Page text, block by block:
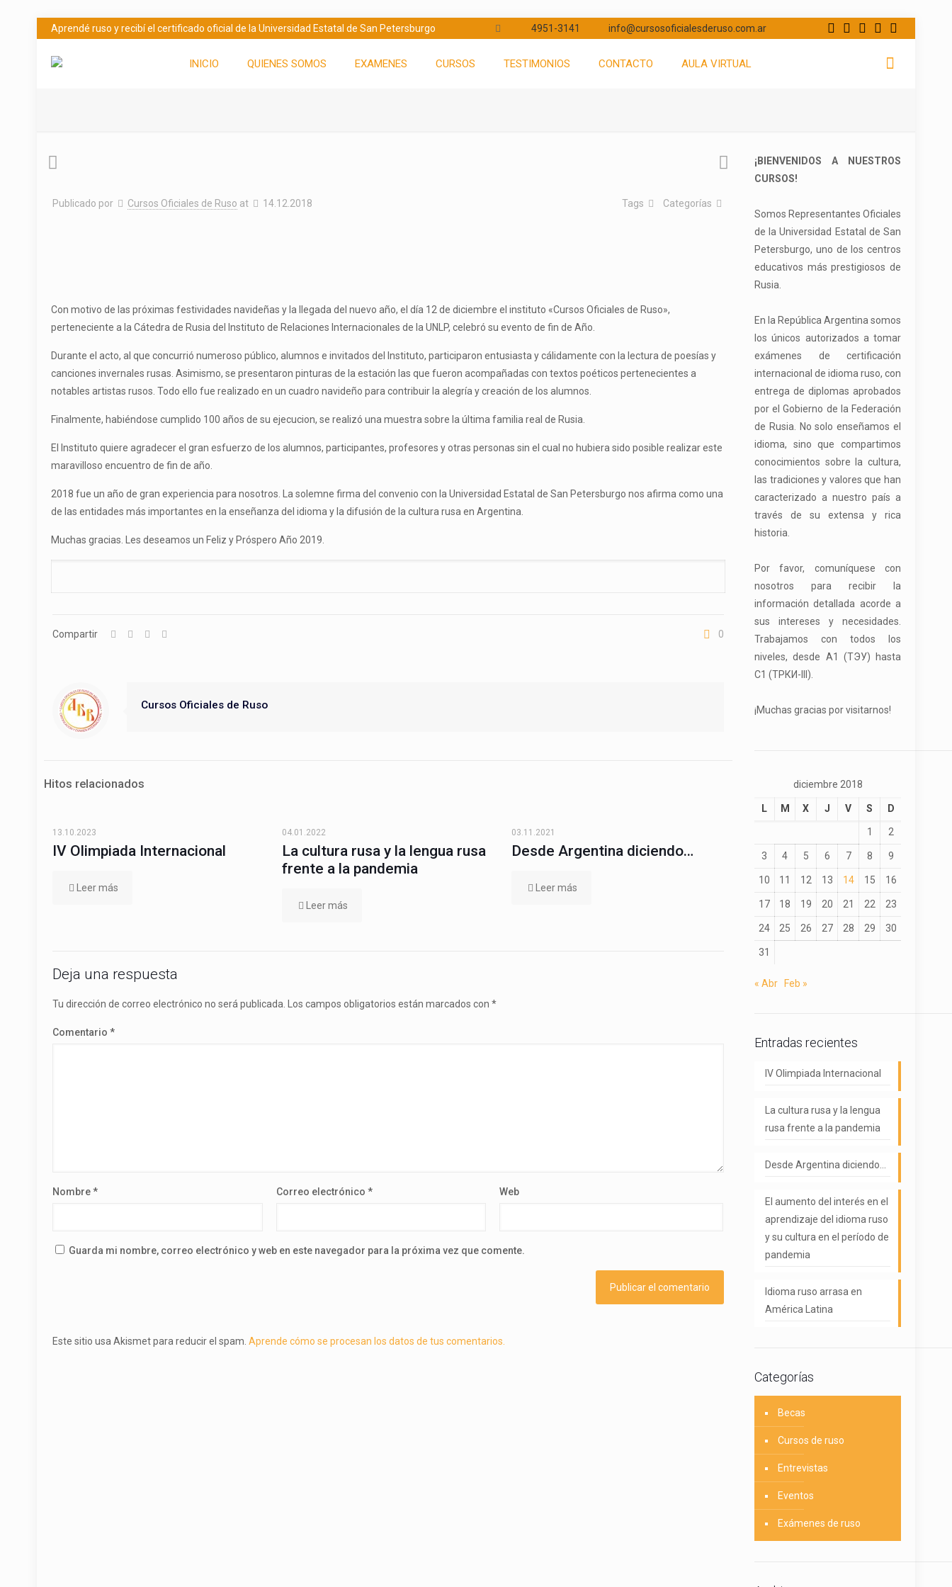
Aprendé ruso y recibí el certificado oficial de la Universidad Estatal de San Petersburgo 4951-3141 info@cursosoficialesderuso.com.ar
INICIO QUIENES SOMOS EXAMENES CURSOS TESTIMONIOS CONTACTO AULA VIRTUAL
Publicado por Cursos Oficiales de Ruso at 14.12.2018 Categorías
Tags
Con motivo de las próximas festividades navideñas y la llegada del nuevo año, el día 12 de diciembre el instituto «Cursos Oficiales de Ruso»,
perteneciente a la Cátedra de Rusia del Instituto de Relaciones Internacionales de la UNLP, celebró su evento de fin de Año.
Durante el acto, al que concurrió numeroso público, alumnos e invitados del Instituto, participaron entusiasta y cálidamente con la lectura de poesías y
canciones invernales rusas. Asimismo, se presentaron pinturas de la estación las que fueron acompañadas con textos poéticos pertenecientes a
notables artistas rusos. Todo ello fue realizado en un cuadro navideño para contribuir la alegría y creación de los alumnos.
Finalmente, habiéndose cumplido 100 años de su ejecucion, se realizó una muestra sobre la última familia real de Rusia.
El Instituto quiere agradecer el gran esfuerzo de los alumnos, participantes, profesores y otras personas sin el cual no hubiera sido posible realizar este
maravilloso encuentro de fin de año.
2018 fue un año de gran experiencia para nosotros. La solemne firma del convenio con la Universidad Estatal de San Petersburgo nos afirma como una
de las entidades más importantes en la enseñanza del idioma y la difusión de la cultura rusa en Argentina.
Muchas gracias. Les deseamos un Feliz y Próspero Año 2019.
Compartir 0
Cursos Oficiales de Ruso
Hitos relacionados
13.10.2023
IV Olimpiada Internacional
Leer más
04.01.2022
La cultura rusa y la lengua rusa
frente a la pandemia
Leer más
03.11.2021
Desde Argentina diciendo…
Leer más
Deja una respuesta
Tu dirección de correo electrónico no será publicada. Los campos obligatorios están marcados con *
Comentario *
Nombre* Correo electrónico * Web
Guarda mi nombre, correo electrónico y web en este navegador para la próxima vez que comente.
Este sitio usa Akismet para reducir el spam. Aprende cómo se procesan los datos de tus comentarios.
¡BIENVENIDOS A NUESTROS
CURSOS!
Somos Representantes Oficiales
de la Universidad Estatal de San
Petersburgo, uno de los centros
educativos más prestigiosos de
Rusia.
En la República Argentina somos
los únicos autorizados a tomar
exámenes de certificación
internacional de idioma ruso, con
entrega de diplomas aprobados
por el Gobierno de la Federación
de Rusia. No solo enseñamos el
idioma, sino que compartimos
conocimientos sobre la cultura,
las tradiciones y valores que han
caracterizado a nuestro país a
través de su extensa y rica
historia.
Por favor, comuníquese con
nosotros para recibir la
información detallada acorde a
sus intereses y necesidades.
Trabajamos con todos los
niveles, desde A1 (ТЭУ) hasta
C1 (ТРКИ-III).
¡Muchas gracias por visitarnos!
diciembre 2018
L M X J V S D
1 2
3 4 5 6 7 8 9
10 11 12 13 14 15 16
17 18 19 20 21 22 23
24 25 26 27 28 29 30
31
« Abr Feb »
Entradas recientes
IV Olimpiada Internacional
La cultura rusa y la lengua
rusa frente a la pandemia
Desde Argentina diciendo…
El aumento del interés en el
aprendizaje del idioma ruso
y su cultura en el período de
pandemia
Idioma ruso arrasa en
América Latina
Categorías
Becas
Cursos de ruso
Entrevistas
Eventos
Exámenes de ruso